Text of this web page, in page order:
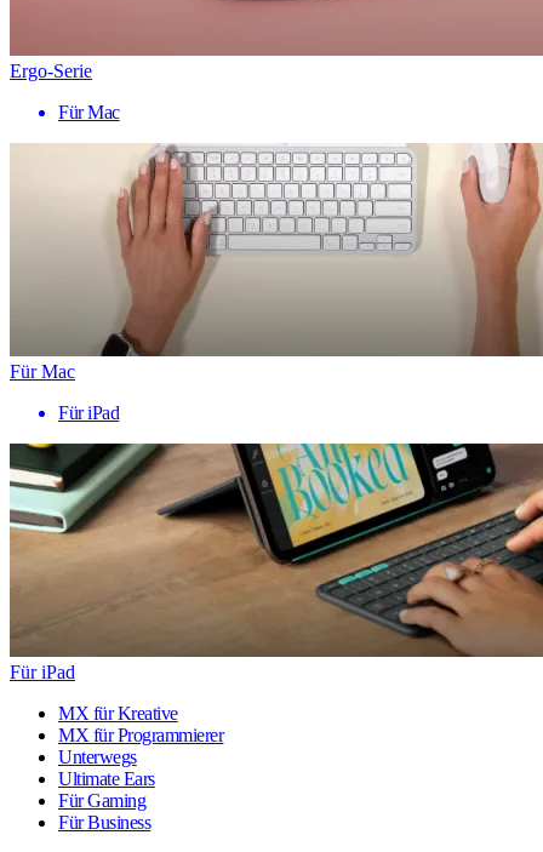
Ergo-Serie
Für Mac
Für Mac
Für iPad
Für iPad
MX für Kreative
MX für Programmierer
Unterwegs
Ultimate Ears
Für Gaming
Für Business